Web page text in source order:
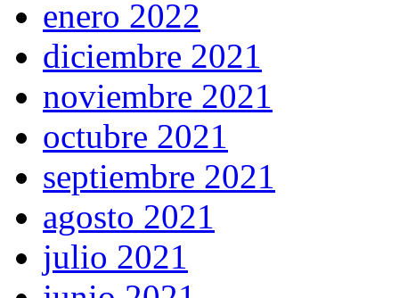
enero 2022
diciembre 2021
noviembre 2021
octubre 2021
septiembre 2021
agosto 2021
julio 2021